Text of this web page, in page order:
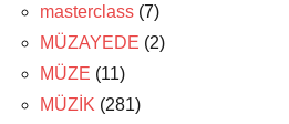
masterclass (7)
MÜZAYEDE (2)
MÜZE (11)
MÜZİK (281)